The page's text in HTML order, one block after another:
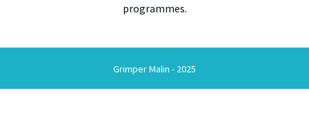
programmes.
Grimper Malin - 2025